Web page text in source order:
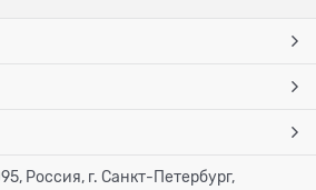
Россия, г. Санкт-Петербург,